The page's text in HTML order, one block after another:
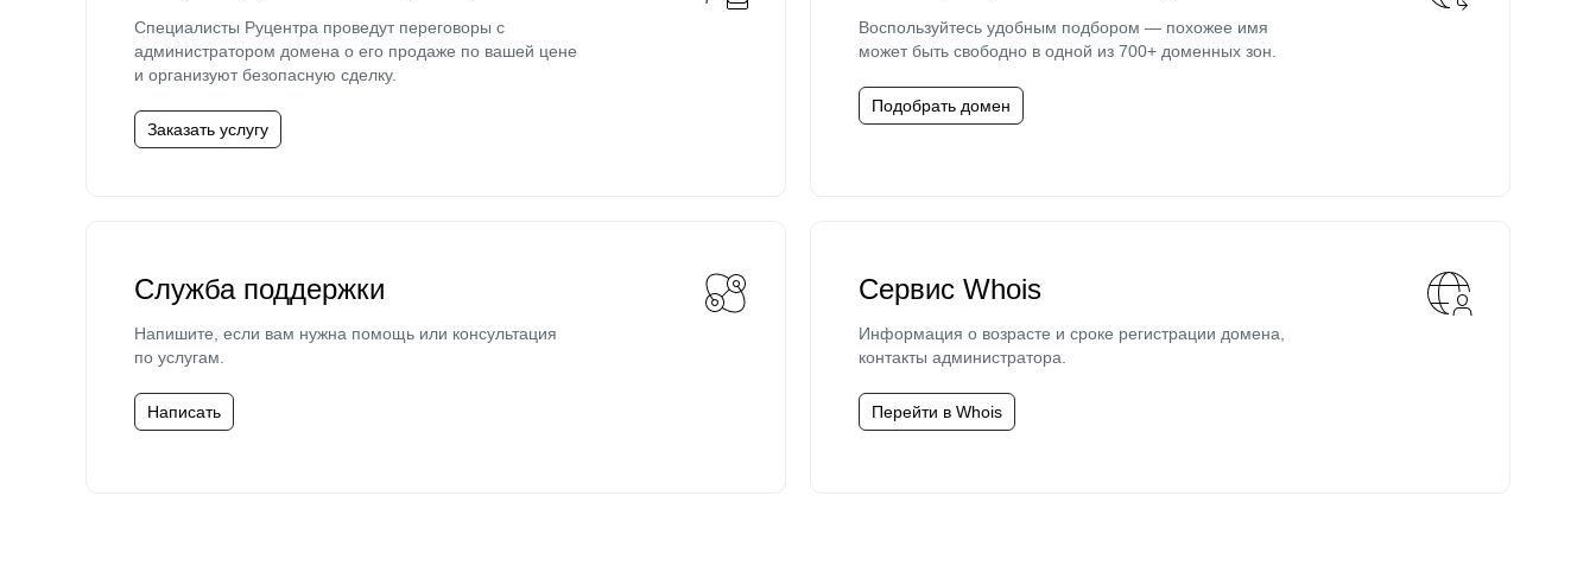
Специалисты Руцентра проведут переговоры с
администратором домена о его продаже по вашей цене
и организуют безопасную сделку.
Заказать услугу
Воспользуйтесь удобным подбором — похожее имя
может быть свободно в одной из 700+ доменных зон.
Подобрать домен
Служба поддержки
Напишите, если вам нужна помощь или консультация
по услугам.
Написать
Сервис Whois
Информация о возрасте и сроке регистрации домена,
контакты администратора.
Перейти в Whois